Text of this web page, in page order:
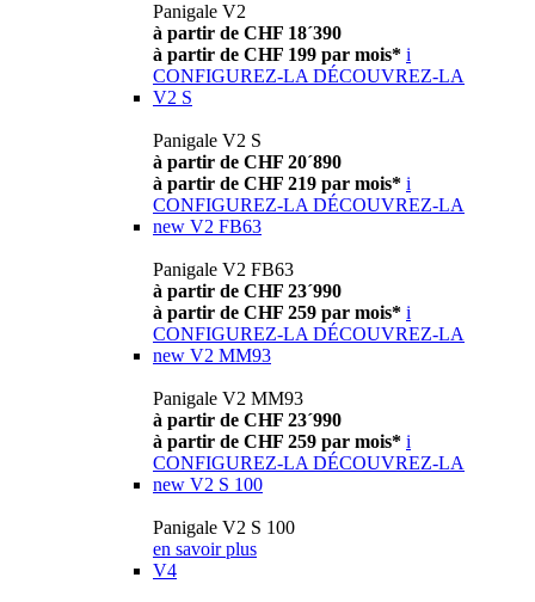
Panigale V2
à partir de CHF 18´390
à partir de CHF 199 par mois* i
CONFIGUREZ-LA DÉCOUVREZ-LA
V2 S
Panigale V2 S
à partir de CHF 20´890
à partir de CHF 219 par mois* i
CONFIGUREZ-LA DÉCOUVREZ-LA
new V2 FB63
Panigale V2 FB63
à partir de CHF 23´990
à partir de CHF 259 par mois* i
CONFIGUREZ-LA DÉCOUVREZ-LA
new V2 MM93
Panigale V2 MM93
à partir de CHF 23´990
à partir de CHF 259 par mois* i
CONFIGUREZ-LA DÉCOUVREZ-LA
new V2 S 100
Panigale V2 S 100
en savoir plus
V4